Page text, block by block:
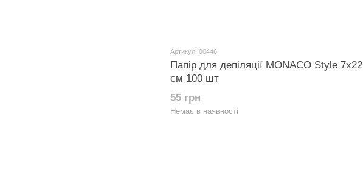
Артикул: 00446
Папір для депіляції MONACO Style 7х22
см 100 шт
55 грн
Немає в наявності